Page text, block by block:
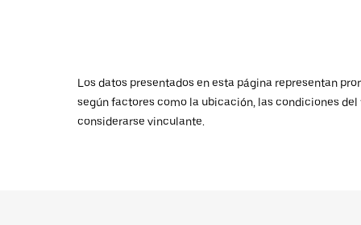
Los datos presentados en esta página representan
según factores como la ubicación, las condiciones
considerarse vinculante.